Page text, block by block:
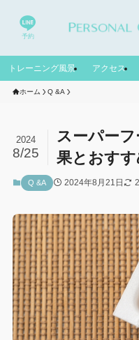
予約
トレーニング風景 アクセス
ホーム Q &A
スーパー
果とおす
2024
8/25
Q &A 2024年8月21日